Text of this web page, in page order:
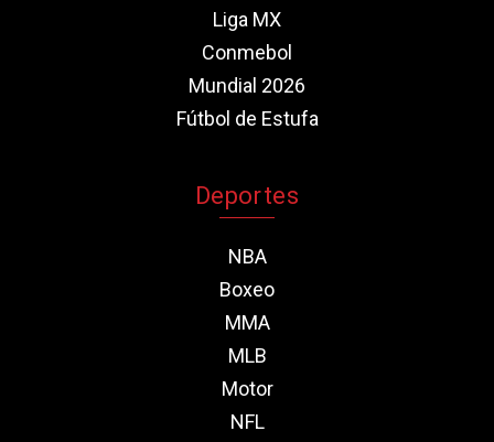
Liga MX
Conmebol
Mundial 2026
Fútbol de Estufa
Deportes
NBA
Boxeo
MMA
MLB
Motor
NFL